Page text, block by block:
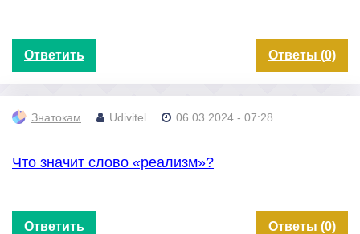
Ответить Ответы (0)
Знатокам Udivitel 06.03.2024 - 07:28
Что значит слово «реализм»?
Ответить Ответы (0)